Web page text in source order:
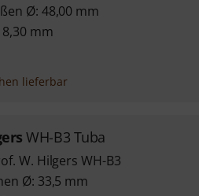
Ø: 48,00 mm
mm
lieferbar
WH-B3 Tuba
W. Hilgers WH-B3
Ø: 33,5 mm